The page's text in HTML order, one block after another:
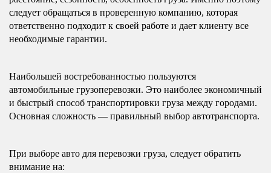
следует обращаться в проверенную компанию, которая
ответственно подходит к своей работе и дает клиенту все
необходимые гарантии.
Наибольшей востребованностью пользуются
автомобильные грузоперевозки. Это наиболее экономичный
и быстрый способ транспортировки груза между городами.
Основная сложность — правильный выбор автотранспорта.
При выборе авто для перевозки груза, следует обратить
внимание на: